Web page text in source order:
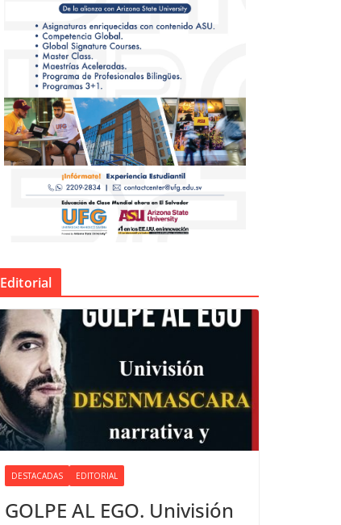
Editorial
DESTACADAS EDITORIAL
GOLPE AL EGO. Univisión